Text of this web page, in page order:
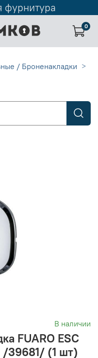
фурнитура
0
/ Броненакладки
В наличии
FUARO ESC
39681/ (1 шт)